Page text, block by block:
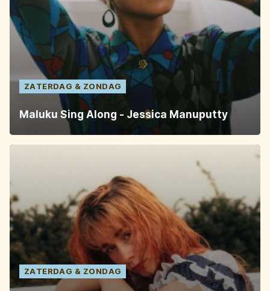
ZATERDAG ZONDAG
Maluku Sing Along - Jessica Manuputty
ZATERDAG ZONDAG